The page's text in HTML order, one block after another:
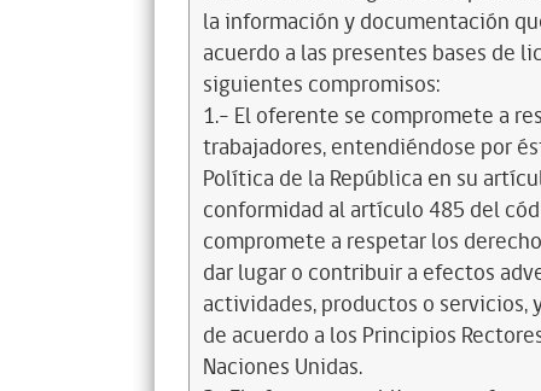
la información y documentación
acuerdo a las presentes bases de
siguientes compromisos:
1.- El oferente se compromete a
trabajadores, entendiéndose por
Política de la República en su
conformidad al artículo 485 del
compromete a respetar los
dar lugar o contribuir a efectos
actividades, productos o servicios,
de acuerdo a los Principios
Naciones Unidas.